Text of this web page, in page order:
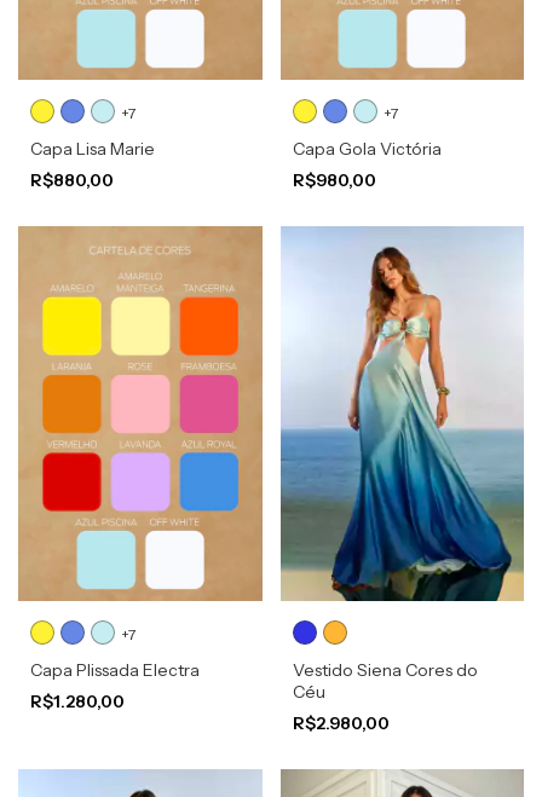
+7
Capa Lisa Marie
R$880,00
+7
Capa Gola Victória
R$980,00
+7
Capa Plissada Electra
R$1.280,00
Vestido Siena Cores do
Céu
R$2.980,00